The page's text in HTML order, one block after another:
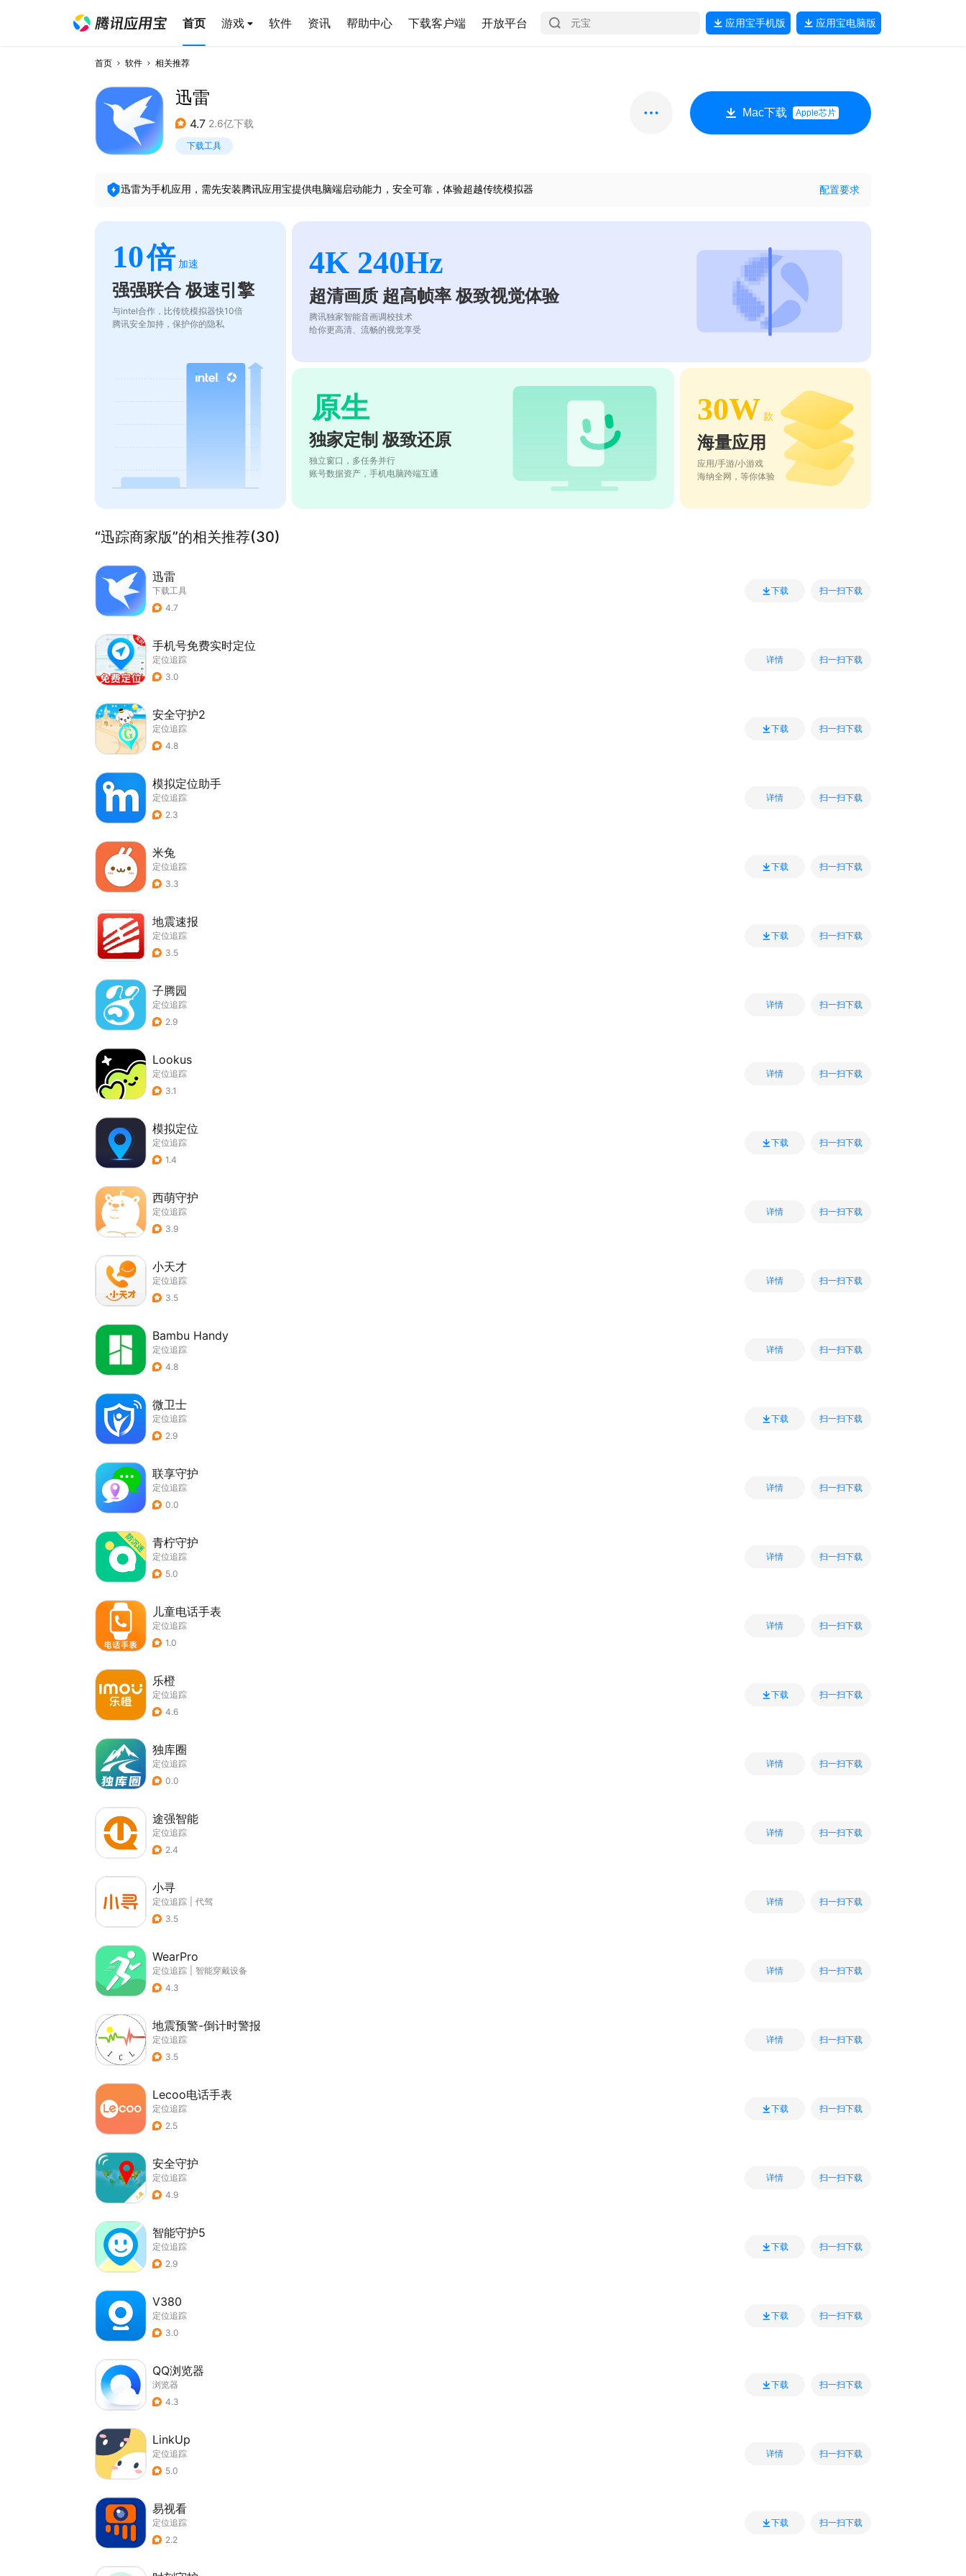
首页 游戏 软件 资讯 帮助中心 下载客户端 开放平台 应用宝手机版 应用宝电脑版
首页 软件 相关推荐
迅雷
4.7 2.6亿下载
下载工具
Mac下载 Apple芯片
迅雷为手机应用，需先安装腾讯应用宝提供电脑端启动能力，安全可靠，体验超越传统模拟器 配置要求
10倍 加速
强强联合 极速引擎
与intel合作，比传统模拟器快10倍
腾讯安全加持，保护你的隐私
4K 240Hz
超清画质 超高帧率 极致视觉体验
腾讯独家智能音画调校技术
给你更高清、流畅的视觉享受
原生
独家定制 极致还原
独立窗口，多任务并行
账号数据资产，手机电脑跨端互通
30W 款
海量应用
应用/手游/小游戏
海纳全网，等你体验
“迅踪商家版”的相关推荐(30)
迅雷
下载工具
4.7
下载 扫一扫下载
手机号免费实时定位
定位追踪
3.0
详情 扫一扫下载
安全守护2
定位追踪
4.8
下载 扫一扫下载
模拟定位助手
定位追踪
2.3
详情 扫一扫下载
米兔
定位追踪
3.3
下载 扫一扫下载
地震速报
定位追踪
3.5
下载 扫一扫下载
子腾园
定位追踪
2.9
详情 扫一扫下载
Lookus
定位追踪
3.1
详情 扫一扫下载
模拟定位
定位追踪
1.4
下载 扫一扫下载
西萌守护
定位追踪
3.9
详情 扫一扫下载
小天才
定位追踪
3.5
详情 扫一扫下载
Bambu Handy
定位追踪
4.8
详情 扫一扫下载
微卫士
定位追踪
2.9
下载 扫一扫下载
联享守护
定位追踪
0.0
详情 扫一扫下载
青柠守护
定位追踪
5.0
详情 扫一扫下载
儿童电话手表
定位追踪
1.0
详情 扫一扫下载
乐橙
定位追踪
4.6
下载 扫一扫下载
独库圈
定位追踪
0.0
详情 扫一扫下载
途强智能
定位追踪
2.4
详情 扫一扫下载
小寻
定位追踪
代驾
3.5
详情 扫一扫下载
WearPro
定位追踪
智能穿戴设备
4.3
详情 扫一扫下载
地震预警-倒计时警报
定位追踪
3.5
详情 扫一扫下载
Lecoo电话手表
定位追踪
2.5
下载 扫一扫下载
安全守护
定位追踪
4.9
详情 扫一扫下载
智能守护5
定位追踪
2.9
下载 扫一扫下载
V380
定位追踪
3.0
下载 扫一扫下载
QQ浏览器
浏览器
4.3
下载 扫一扫下载
LinkUp
定位追踪
5.0
详情 扫一扫下载
易视看
定位追踪
2.2
下载 扫一扫下载